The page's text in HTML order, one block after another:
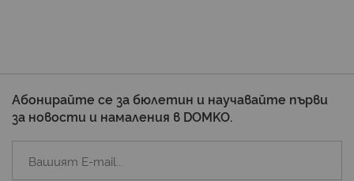
Абонирайте се за бюлетин и научавайте първи
за новости и намаления в DOMKO.